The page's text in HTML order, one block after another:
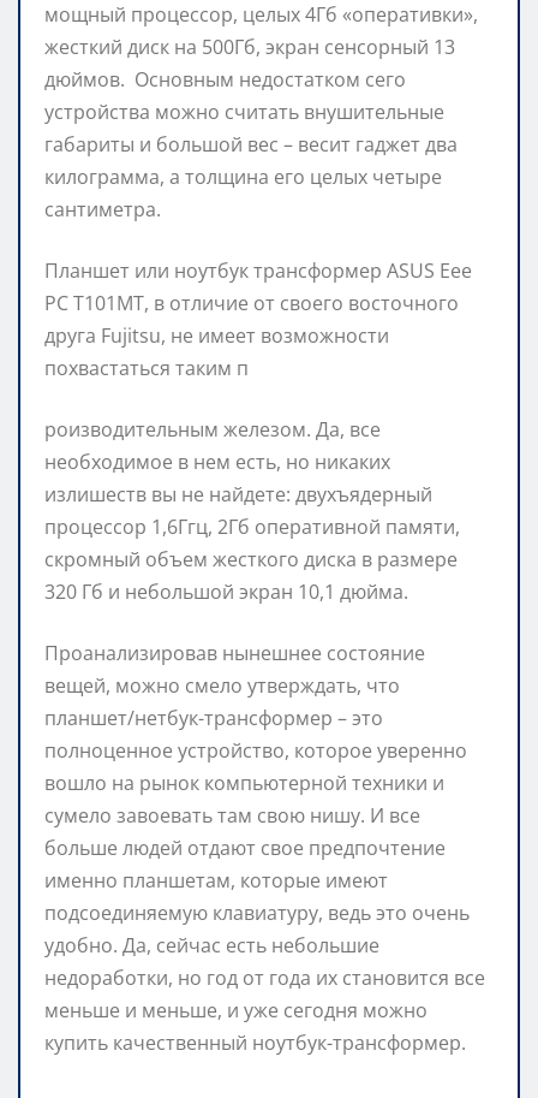
мощный процессор, целых 4Гб «оперативки»,
жесткий диск на 500Гб, экран сенсорный 13
дюймов. Основным недостатком сего
устройства можно считать внушительные
габариты и большой вес – весит гаджет два
килограмма, а толщина его целых четыре
сантиметра.
Планшет или ноутбук трансформер ASUS Eee
PC T101MT, в отличие от своего восточного
друга Fujitsu, не имеет возможности
похвастаться таким п
роизводительным железом. Да, все
необходимое в нем есть, но никаких
излишеств вы не найдете: двухъядерный
процессор 1,6Ггц, 2Гб оперативной памяти,
скромный объем жесткого диска в размере
320 Гб и небольшой экран 10,1 дюйма.
Проанализировав нынешнее состояние
вещей, можно смело утверждать, что
планшет/нетбук-трансформер – это
полноценное устройство, которое уверенно
вошло на рынок компьютерной техники и
сумело завоевать там свою нишу. И все
больше людей отдают свое предпочтение
именно планшетам, которые имеют
подсоединяемую клавиатуру, ведь это очень
удобно. Да, сейчас есть небольшие
недоработки, но год от года их становится все
меньше и меньше, и уже сегодня можно
купить качественный ноутбук-трансформер.